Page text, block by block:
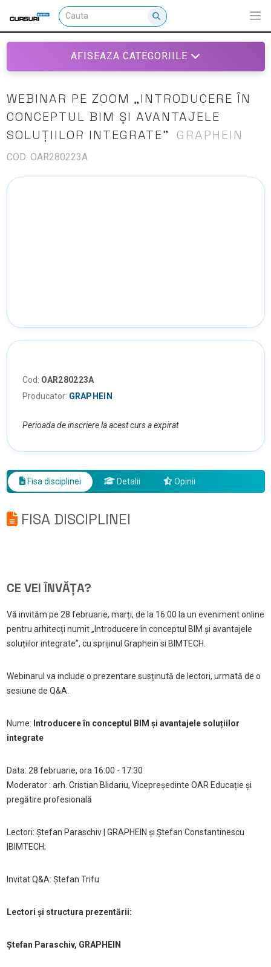
AFISEAZA CATEGORIILE
WEBINAR PE ZOOM „INTRODUCERE ÎN
CONCEPTUL BIM ȘI AVANTAJELE
SOLUȚIILOR INTEGRATE”
GRAPHEIN
COD: OAR280223A
Cod: OAR280223A
Producator: GRAPHEIN
Perioada de inscriere la acest curs a expirat
Fisa disciplinei Detalii Opinii
FISA DISCIPLINEI
CE VEI ÎNVĂȚA?
Vă invităm pe 28 februarie, marți, de la 16:00 la un eveniment online
pentru arhitecți numit „Introducere în conceptul BIM și avantajele
soluțiilor integrate”, cu sprijinul Graphein si BIMTECH.
Webinarul va include o prezentare susținută de lectori, urmată de o
sesiune de Q&A.
Nume: Introducere în conceptul BIM și avantajele soluțiilor
integrate
Data: 28 februarie, ora 16:00 - 17:30
Moderator : arh. Cristian Blidariu, Vicepreședinte OAR Educație și
pregătire profesională
Lectori: Ștefan Paraschiv | GRAPHEIN și Ștefan Constantinescu
|BIMTECH;
Invitat Q&A: Ștefan Trifu
Lectori și structura prezentării:
Ștefan Paraschiv, GRAPHEIN